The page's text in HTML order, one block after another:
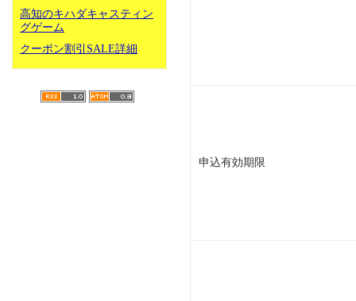
高知のキハダキャスティン
グゲーム
クーポン割引SALE詳細
申込有効期限